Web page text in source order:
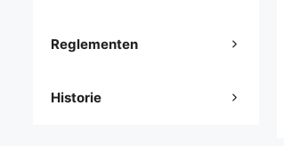
Reglementen
Historie